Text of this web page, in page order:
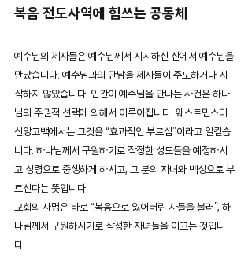
복음 전도사역에 힘쓰는 공동체
예수님의 제자들은 예수님께서 지시하신 산에서 예수님을
만났습니다. 예수님과의 만남을 제자들이 주도하거나 시
작하지 않았습니다. 인간이 예수님을 만나는 사건은 하나
님의 주권적 선택에 의해서 이루어집니다. 웨스트민스터
신앙고백에서는 그것을 “효과적인 부르심”이라고 일컫습
니다. 하나님께서 구원하기로 작정한 성도들을 예정하시
고 성령으로 중생하게 하시고, 그 분의 자녀와 백성으로 부
르신다는 뜻입니다.
교회의 사명은 바로 “복음으로 잃어버린 자들을 불러”, 하
나님께서 구원하시기로 작정한 자녀들을 이끄는 것입니
다.